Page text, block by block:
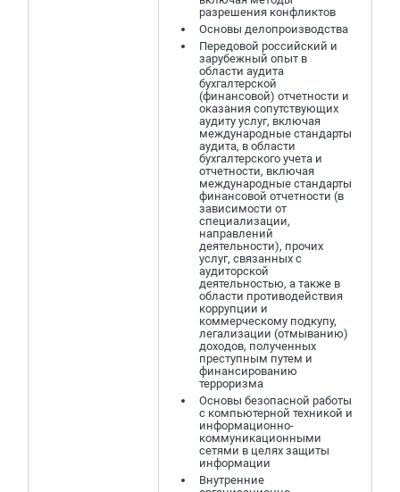
разрешения конфликтов
Основы делопроизводства
Передовой российский и
зарубежный опыт в
области аудита
бухгалтерской
(финансовой) отчетности и
оказания сопутствующих
аудиту услуг, включая
международные стандарты
аудита, в области
бухгалтерского учета и
отчетности, включая
международные стандарты
финансовой отчетности (в
зависимости от
специализации,
направлений
деятельности), прочих
услуг, связанных с
аудиторской
деятельностью, а также в
области противодействия
коррупции и
коммерческому подкупу,
легализации (отмыванию)
доходов, полученных
преступным путем и
финансированию
терроризма
Основы безопасной работы
с компьютерной техникой и
информационно-
коммуникационными
сетями в целях защиты
информации
Внутренние